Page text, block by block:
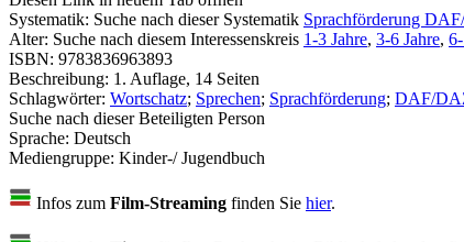
Systematik: Suche nach dieser Systematik Sprachförderung
Alter: Suche nach diesem Interessenskreis 1-3 Jahre, 3-6 Jahre,
ISBN: 9783836963893
Beschreibung: 1. Auflage, 14 Seiten
Schlagwörter: Wortschatz; Sprechen; Sprachförderung; DAF/
Suche nach dieser Beteiligten Person
Sprache: Deutsch
Mediengruppe: Kinder-/ Jugendbuch
Infos zum Film-Streaming finden Sie hier.